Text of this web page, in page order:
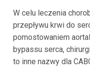
W celu leczenia
przepływu krwi do
pomostowaniem
bypassu serca,
to inne nazwy dla